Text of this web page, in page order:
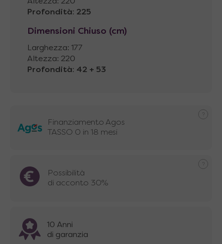
Altezza: 220
Profondità: 225
Dimensioni Chiuso (cm)
Larghezza: 177
Altezza: 220
Profondità: 42 + 53
Finanziamento Agos
TASSO 0 in 18 mesi
Possibilità
di acconto 30%
10 Anni
di garanzia